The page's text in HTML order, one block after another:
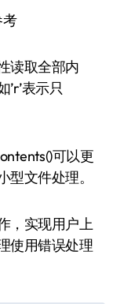
读取全部内
表示只
可以更
文件处理。
，实现用户上
使用错误处理